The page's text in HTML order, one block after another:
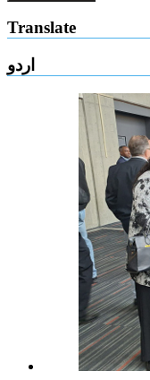
Translate
اردو